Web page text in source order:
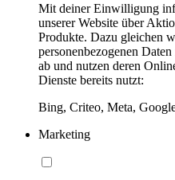
Mit deiner Einwilligung
unserer Website über
Produkte. Dazu gleichen
personenbezogenen
ab und nutzen deren
Dienste bereits nutzt:
Bing, Criteo, Meta,
Marketing